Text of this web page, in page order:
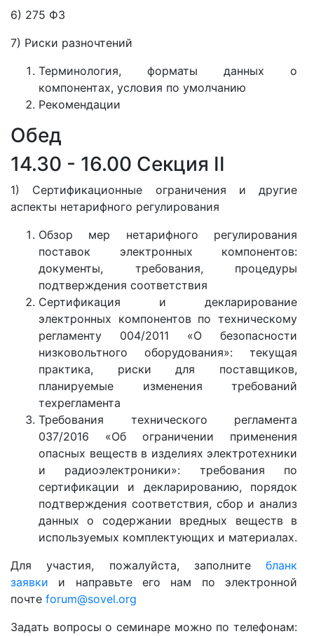
6) 275 ФЗ
7) Риски разночтений
Терминология, форматы данных о
компонентах, условия по умолчанию
Рекомендации
Обед
14.30 - 16.00 Секция II
1) Сертификационные ограничения и другие
аспекты нетарифного регулирования
Обзор мер нетарифного регулирования
поставок электронных компонентов:
документы, требования, процедуры
подтверждения соответствия
Сертификация и декларирование
электронных компонентов по техническому
регламенту 004/2011 «О безопасности
низковольтного оборудования»: текущая
практика, риски для поставщиков,
планируемые изменения требований
техрегламента
Требования технического регламента
037/2016 «Об ограничении применения
опасных веществ в изделиях электротехники
и радиоэлектроники»: требования по
сертификации и декларированию, порядок
подтверждения соответствия, сбор и анализ
данных о содержании вредных веществ в
используемых комплектующих и материалах.
Для участия, пожалуйста, заполните бланк
заявки и направьте его нам по электронной
почте forum@sovel.org
Задать вопросы о семинаре можно по телефонам: